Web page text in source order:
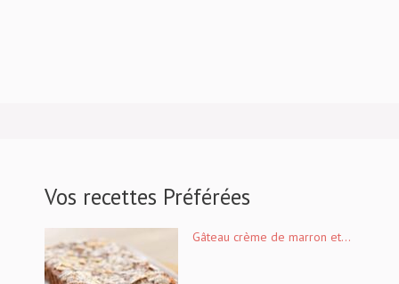
Vos recettes Préférées
Gâteau crème de marron et...